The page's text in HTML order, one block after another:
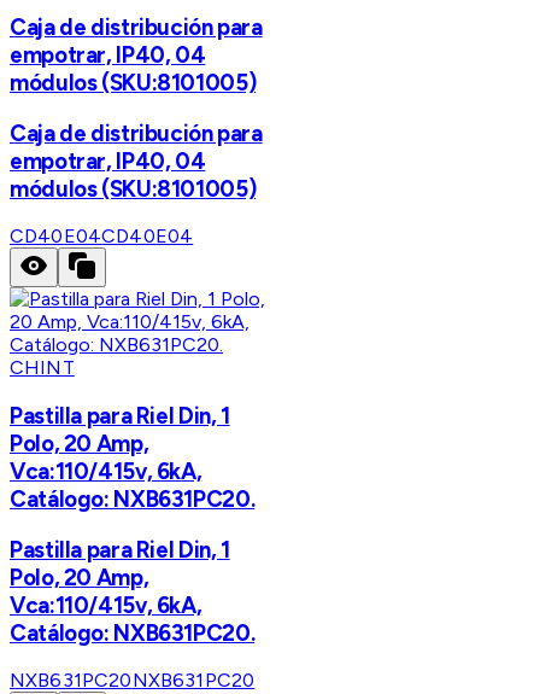
Caja de distribución para
empotrar, IP40, 04
módulos (SKU:8101005)
Caja de distribución para
empotrar, IP40, 04
módulos (SKU:8101005)
CD40E04CD40E04
CHINT
Pastilla para Riel Din, 1
Polo, 20 Amp,
Vca:110/415v, 6kA,
Catálogo: NXB631PC20.
Pastilla para Riel Din, 1
Polo, 20 Amp,
Vca:110/415v, 6kA,
Catálogo: NXB631PC20.
NXB631PC20NXB631PC20